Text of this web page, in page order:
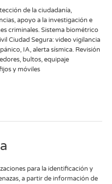
de la ciudadanía,
apoyo a la investigación e
criminales.​ Sistema biométrico
Ciudad Segura: video vigilancia
IA, alerta sísmica.​ Revisión
bultos, equipaje
y móviles
para la identificación y
a partir de información de